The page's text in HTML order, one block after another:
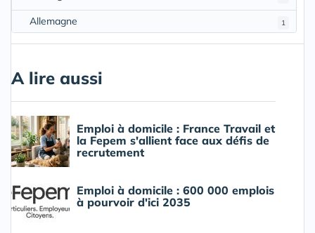
1
Allemagne
A lire aussi
Emploi à domicile : France Travail et
la Fepem s'allient face aux défis de
recrutement
Emploi à domicile : 600 000 emplois
à pourvoir d'ici 2035